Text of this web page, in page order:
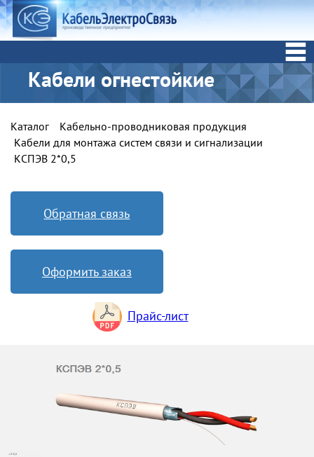
Кабели огнестойкие
Каталог
Кабельно-проводниковая продукция
Кабели для монтажа систем связи и сигнализации
КСПЭВ 2*0,5
Обратная связь
Оформить заказ
Прайс-лист